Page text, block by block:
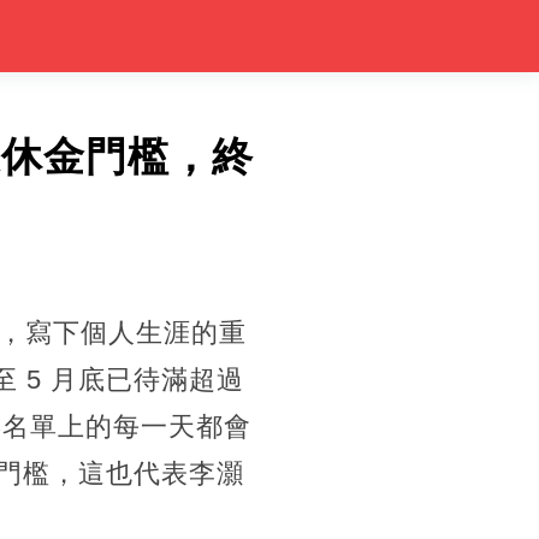
金門檻，終
寫下個人生涯的重
5 月底已待滿超過
單上的每一天都會
檻，這也代表李灝